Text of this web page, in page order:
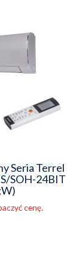
Seria Terrel
SOH-24BIT
cenę.